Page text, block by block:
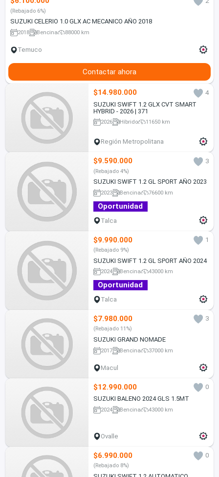
(Rebajado 6%)
SUZUKI CELERIO 1.0 GLX AC MECANICO AÑO 2018
2018 Bencina 88000 km
Temuco
Contactar ahora
$14.980.000
4
SUZUKI SWIFT 1.2 GLX CVT SMART
HYBRID - 2026 | 371
2026 Híbrido 11650 km
Región Metropolitana
$9.590.000 3
(Rebajado 4%)
SUZUKI SWIFT 1.2 GL SPORT AÑO 2023
2023 Bencina 76600 km
Oportunidad
Talca
$9.990.000 1
(Rebajado 9%)
SUZUKI SWIFT 1.2 GL SPORT AÑO 2024
2024 Bencina 43000 km
Oportunidad
Talca
$7.980.000 3
(Rebajado 11%)
SUZUKI GRAND NOMADE
2017 Bencina 37000 km
Macul
$12.990.000
0
SUZUKI BALENO 2024 GLS 1.5MT
2024 Bencina 43000 km
Ovalle
$6.990.000 0
(Rebajado 8%)